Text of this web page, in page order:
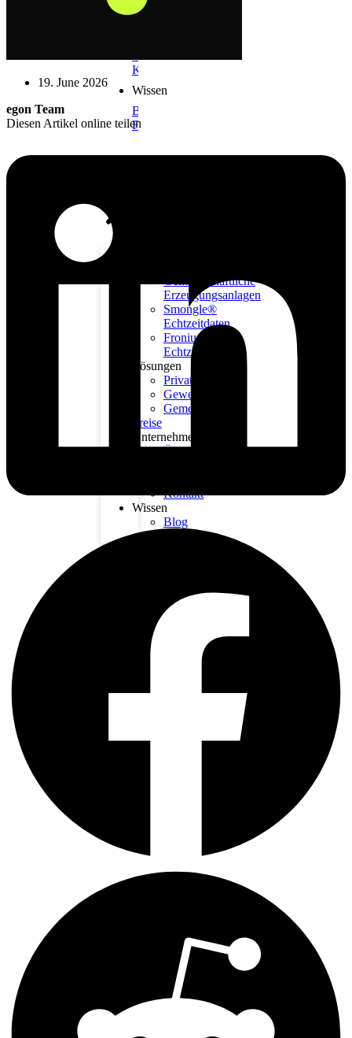
Unternehmen
Kontakt
Wissen
Blog
FAQs
Gemeinschaftliche
Erzeugungsanlagen
Smongle®
Echtzeitdaten
Fronius
Echtzeitdaten
Lösungen
Privat
Gewerbe
Gemeinden
Preise
Unternehmen
Über
Kontakt
Wissen
Blog
19. June 2026
egon Team
Diesen Artikel online teilen